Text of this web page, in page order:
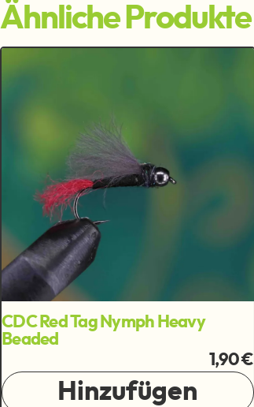
Ähnliche Produkte
CDC Red Tag Nymph Heavy
Beaded
1,90 €
Hinzufügen